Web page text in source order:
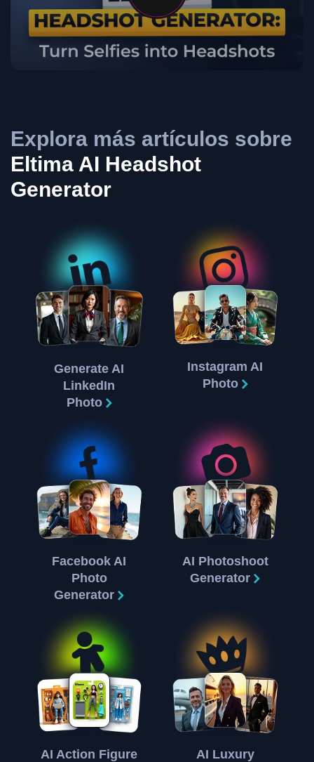
Explora más artículos sobre
Eltima AI Headshot
Generator
Generate AI
LinkedIn
Photo
Instagram AI
Photo
Facebook AI
Photo
Generator
AI Photoshoot
Generator
AI Action Figure
AI Luxury